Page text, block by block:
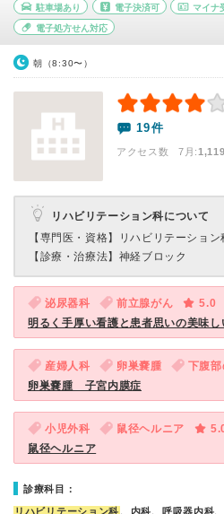
駐車場あり 電子決済可 マイナ
電子処方せん対応
朝（8:30〜）
19件
アクセス数 7月:1,119
リハビリテーション科について
【専門医・資格】
リハビリテーション
【診療・治療法】 神経ブロック
泌尿器科 前立腺がん
5.0
明るく手厚い看護と患者思いの美味し
産婦人科 卵巣嚢腫 下腹部
卵巣嚢腫 子宮内膜症
小児外科 鼠径ヘルニア
鼠径ヘルニア
診療科目：
リハビリテーション科 、内科、呼吸器内科